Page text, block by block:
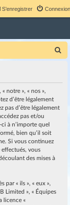
Connexion
S’enregistrer
notre », « nos »,
d’être légalement
pas d’être légalement
pas et/ou
à n’importe quel
bien qu’il soit
Si vous continuez
effectués, vous
des mises à
par « ils », « eux »,
Limited », « Équipes
licence «